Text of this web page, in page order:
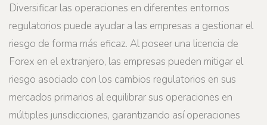
Diversificar las operaciones en diferentes entornos
regulatorios puede ayudar a las empresas a gestionar el
riesgo de forma más eficaz. Al poseer una licencia de
Forex en el extranjero, las empresas pueden mitigar el
riesgo asociado con los cambios regulatorios en sus
mercados primarios al equilibrar sus operaciones en
múltiples jurisdicciones, garantizando así operaciones